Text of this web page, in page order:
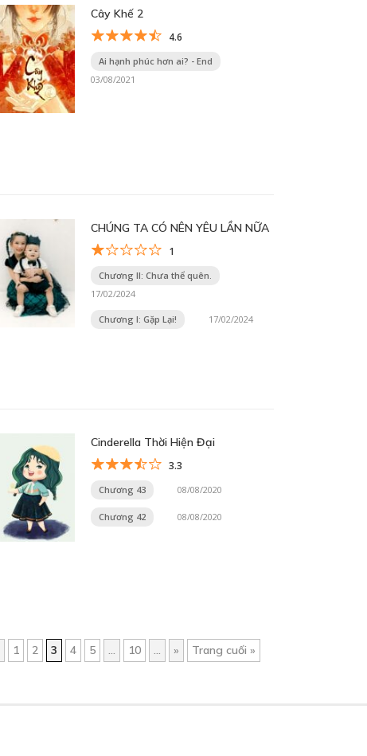
Cây Khế 2
4.6
Ai hạnh phúc hơn ai? - End
03/08/2021
CHÚNG TA CÓ NÊN YÊU LẦN NỮA
1
Chương II: Chưa thể quên.
17/02/2024
Chương I: Gặp Lại! 17/02/2024
Cinderella Thời Hiện Đại
3.3
Chương 43 08/08/2020
Chương 42 08/08/2020
1 2 3 4 5 10 » Trang cuối »